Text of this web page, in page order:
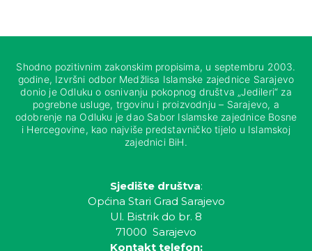
Shodno pozitivnim zakonskim propisima, u septembru 2003.
godine, Izvršni odbor Medžlisa Islamske zajednice Sarajevo
donio je Odluku o osnivanju pokopnog društva „Jedileri“ za
pogrebne usluge, trgovinu i proizvodnju – Sarajevo, a
odobrenje na Odluku je dao Sabor Islamske zajednice Bosne
i Hercegovine, kao najviše predstavničko tijelo u Islamskoj
zajednici BiH.
Sjedište društva:
Općina Stari Grad Sarajevo
Ul. Bistrik do br. 8
71000 Sarajevo
Kontakt telefon: